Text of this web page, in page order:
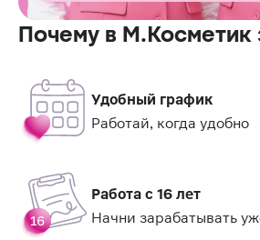
Почему в М.Косметик
Удобный график
Работай, когда удобно
Работа с 16 лет
Начни зарабатывать